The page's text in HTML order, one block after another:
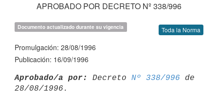
APROBADO POR DECRETO Nº 338/996
Documento actualizado durante su vigencia Toda la Norma
Promulgación: 28/08/1996
Publicación: 16/09/1996
Aprobado/a por: Decreto Nº 338/996 de